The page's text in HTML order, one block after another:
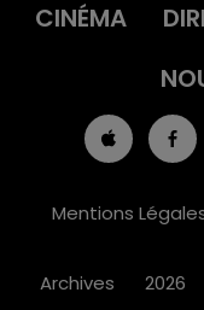
CINÉMA
Mentions
Archives 2026